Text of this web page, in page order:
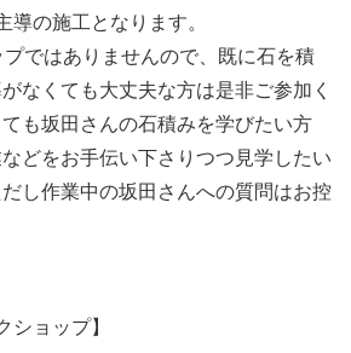
導の施工となります。
ではありませんので、既に石を積
なくても大丈夫な方は是非ご参加く
も坂田さんの石積みを学びたい方
どをお手伝い下さりつつ見学したい
し作業中の坂田さんへの質問はお控
ョップ】